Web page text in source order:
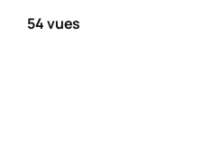
54 vues